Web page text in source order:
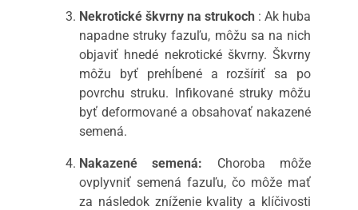
Nekrotické škvrny na strukoch : Ak huba
napadne struky fazuľu, môžu sa na nich
objaviť hnedé nekrotické škvrny. Škvrny
môžu byť prehĺbené a rozšíriť sa po
povrchu struku. Infikované struky môžu
byť deformované a obsahovať nakazené
semená.
Nakazené semená: Choroba môže
ovplyvniť semená fazuľu, čo môže mať
za následok zníženie kvality a klíčivosti